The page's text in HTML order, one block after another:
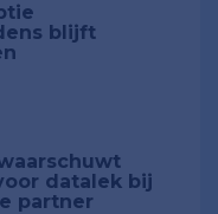
blijft
datalek bij
partner